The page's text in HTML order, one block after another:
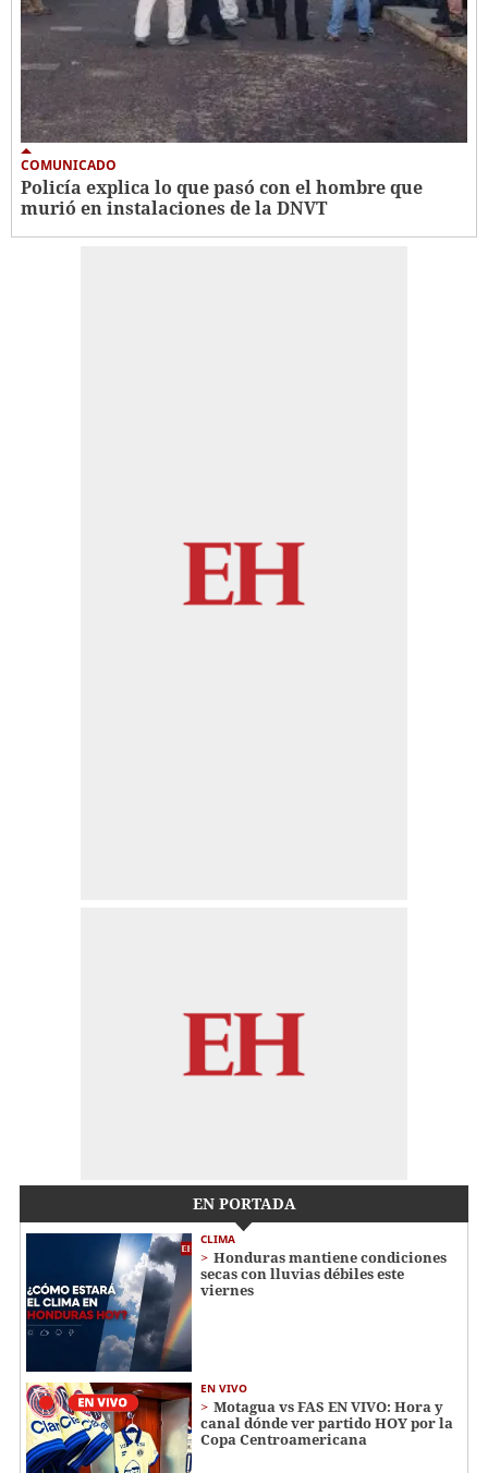
COMUNICADO
Policía explica lo que pasó con el hombre que
murió en instalaciones de la DNVT
EN PORTADA
CLIMA
Honduras mantiene condiciones
secas con lluvias débiles este
viernes
EN VIVO
Motagua vs FAS EN VIVO: Hora y
canal dónde ver partido HOY por la
Copa Centroamericana